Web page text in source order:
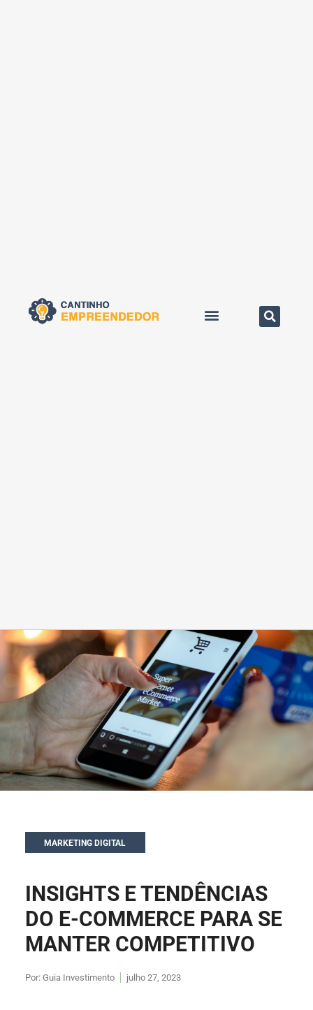
MARKETING DIGITAL
INSIGHTS E TENDÊNCIAS
DO E-COMMERCE PARA SE
MANTER COMPETITIVO
Por: Guia Investimento julho 27, 2023